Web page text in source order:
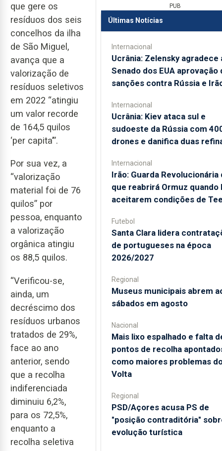
que gere os
resíduos dos seis
concelhos da ilha
de São Miguel,
avança que a
valorização de
resíduos seletivos
em 2022 “atingiu
um valor recorde
de 164,5 quilos
‘per capita’”.
Por sua vez, a
“valorização
material foi de 76
quilos” por
pessoa, enquanto
a valorização
orgânica atingiu
os 88,5 quilos.
“Verificou-se,
ainda, um
decréscimo dos
resíduos urbanos
tratados de 29%,
face ao ano
anterior, sendo
que a recolha
indiferenciada
diminuiu 6,2%,
para os 72,5%,
enquanto a
recolha seletiva
PUB
Últimas Notícias
Internacional
Ucrânia: Zelensky agradece
Senado dos EUA aprovação
sanções contra Rússia e
Internacional
Ucrânia: Kiev ataca sul e
sudoeste da Rússia com
drones e danifica duas
Internacional
Irão: Guarda Revolucionária
que reabrirá Ormuz quando
aceitarem condições de
Futebol
Santa Clara lidera
de portugueses na época
2026/2027
Regional
Museus municipais abrem
sábados em agosto
Nacional
Mais lixo espalhado e falta
pontos de recolha
como maiores problemas
Volta
Regional
PSD/Açores acusa PS de
"posição contraditória"
evolução turística